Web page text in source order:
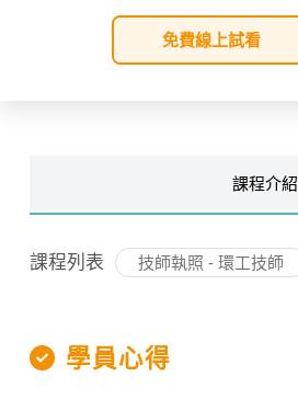
免費線上試看
課程介紹
課程列表 技師執照 - 環工技師
學員心得